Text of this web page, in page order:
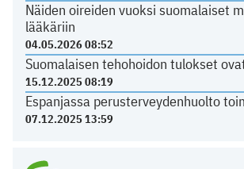
Näiden oireiden vuoksi suomalaiset
lääkäriin
04.05.2026 08:52
Suomalaisen tehohoidon tulokset
15.12.2025 08:19
Espanjassa perusterveydenhuolto
07.12.2025 13:59